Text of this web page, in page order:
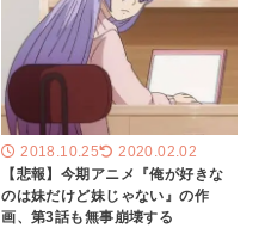
2018.10.25 2020.02.02
【悲報】今期アニメ『俺が好きな
のは妹だけど妹じゃない』の作
画、第3話も無事崩壊する